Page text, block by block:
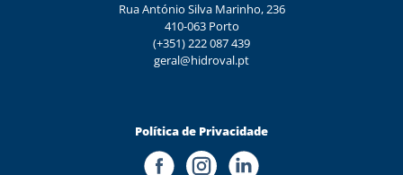
Rua António Silva Marinho, 236
410-063 Porto
(+351) 222 087 439
geral@hidroval.pt
Política de Privacidade